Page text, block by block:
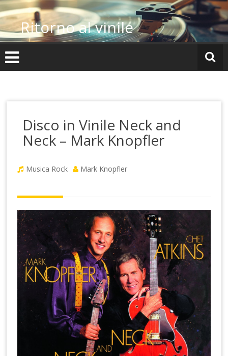
Vai
al
contenutoRitorno al vinile
Disco in Vinile Neck and
Neck – Mark Knopfler
Musica Rock Mark Knopfler